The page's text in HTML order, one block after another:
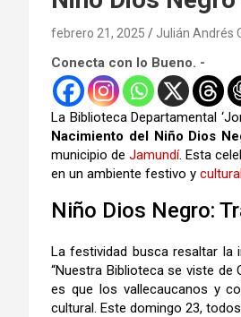
febrero 21, 2025 Julián Andrés
Conecta con lo Bueno. -
La Biblioteca Departamental
Nacimiento del Niño Dios
municipio deJamundí. Esta
en un ambiente festivo y
Niño Dios Negro:
La festividad busca resaltar
“Nuestra Biblioteca se viste de
es que los vallecaucanos y
cultural. Este domingo 23,